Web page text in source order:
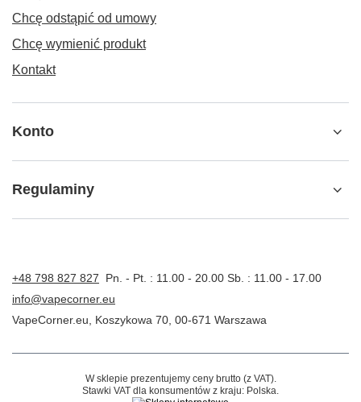
Chcę odstąpić od umowy
Chcę wymienić produkt
Kontakt
Konto
Regulaminy
+48 798 827 827
Pn. - Pt. : 11.00 - 20.00 Sb. : 11.00 - 17.00
info@vapecorner.eu
VapeCorner.eu
Koszykowa 70 00-671 Warszawa
W sklepie prezentujemy ceny brutto (z VAT).
Stawki VAT dla konsumentów z kraju: Polska.